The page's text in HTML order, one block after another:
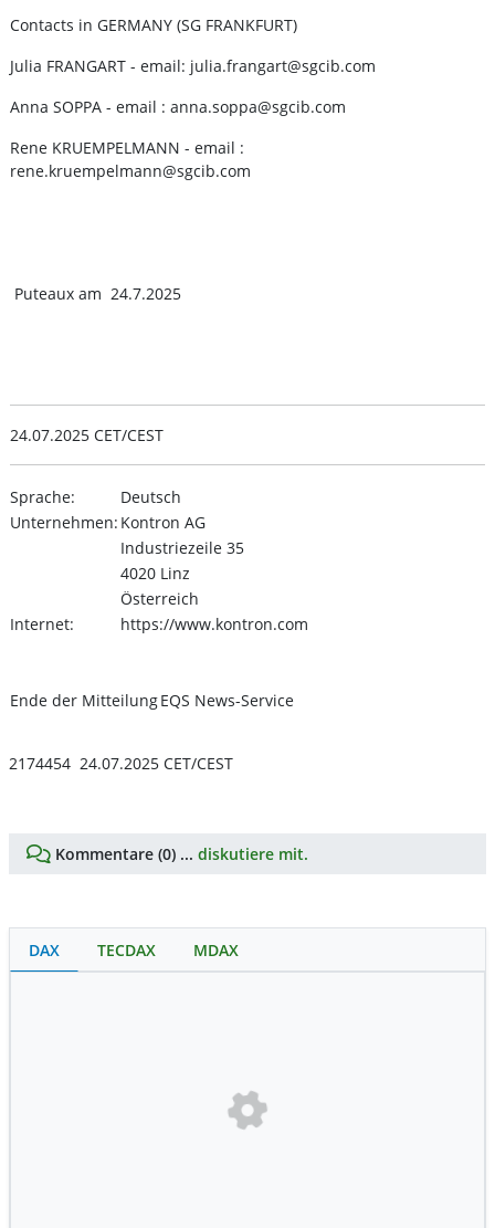
Contacts in GERMANY (SG FRANKFURT)
Julia FRANGART - email: julia.frangart@sgcib.com
Anna SOPPA - email : anna.soppa@sgcib.com
Rene KRUEMPELMANN - email :
rene.kruempelmann@sgcib.com
Puteaux am 24.7.2025
24.07.2025 CET/CEST
Sprache:
Deutsch
Unternehmen: Kontron AG
Industriezeile 35
4020 Linz
Österreich
Internet:
https://www.kontron.com
Ende der MitteilungEQS News-Service
2174454 24.07.2025 CET/CEST
Kommentare (0) ... diskutiere mit.
DAX TECDAX MDAX